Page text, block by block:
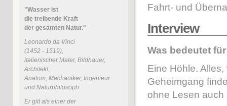
"Wasser ist
die treibende Kraft
der gesamten Natur."
Leonardo da Vinci
(1452 - 1519),
italienischer Maler, Bildhauer,
Architekt,
Anatom, Mechaniker, Ingenieur
und Naturphilosoph
Er gilt als einer der
Fahrt- und
Interview
Was bedeutet
Eine Höhle.
Geheimgang
ohne Lesen